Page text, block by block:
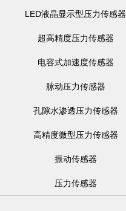
LED液晶显示型压力传感器
超高精度压力传感器
电容式加速度传感器
脉动压力传感器
孔隙水渗透压力传感器
高精度微型压力传感器
振动传感器
压力传感器